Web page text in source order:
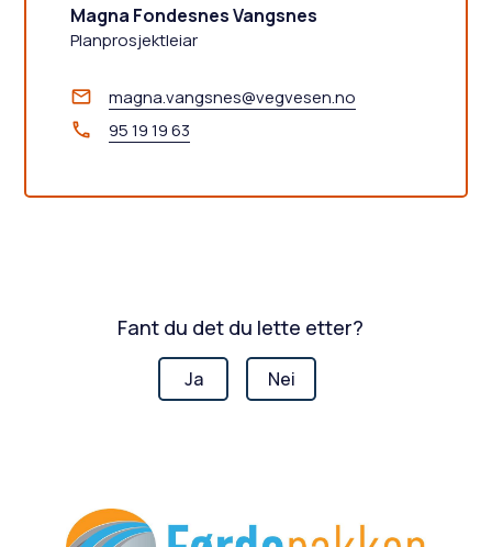
Magna Fondesnes Vangsnes
Planprosjektleiar
magna.vangsnes@vegvesen.no
95 19 19 63
Fant du det du lette etter?
Ja Nei